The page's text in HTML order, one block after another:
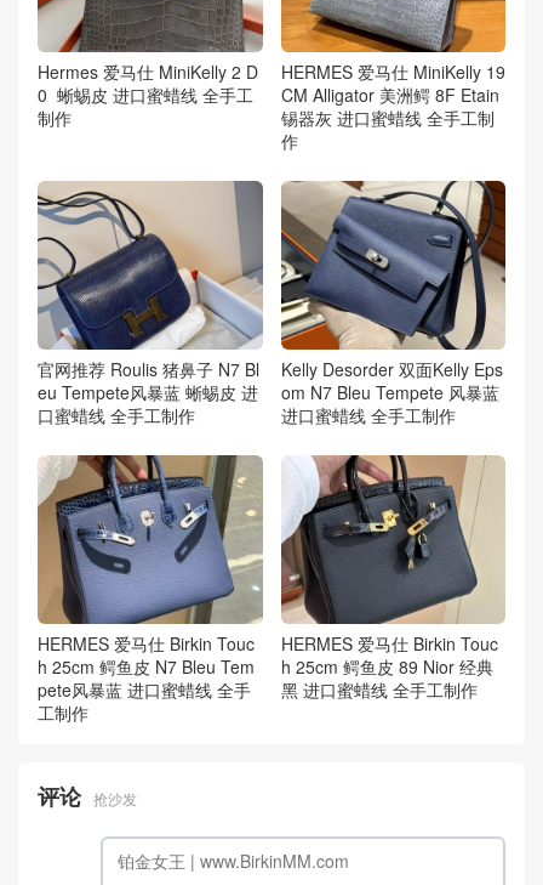
Hermes 爱马仕 MiniKelly 2 D
0 蜥蜴皮 进口蜜蜡线 全手工
制作
HERMES 爱马仕 MiniKelly 19
CM Alligator 美洲鳄 8F Etain
锡器灰 进口蜜蜡线 全手工制
作
官网推荐 Roulis 猪鼻子 N7 Bl
eu Tempete风暴蓝 蜥蜴皮 进
口蜜蜡线 全手工制作
Kelly Desorder 双面Kelly Eps
om N7 Bleu Tempete 风暴蓝
进口蜜蜡线 全手工制作
HERMES 爱马仕 Birkin Touc
h 25cm 鳄鱼皮 N7 Bleu Tem
pete风暴蓝 进口蜜蜡线 全手
工制作
HERMES 爱马仕 Birkin Touc
h 25cm 鳄鱼皮 89 Nior 经典
黑 进口蜜蜡线 全手工制作
评论 抢沙发